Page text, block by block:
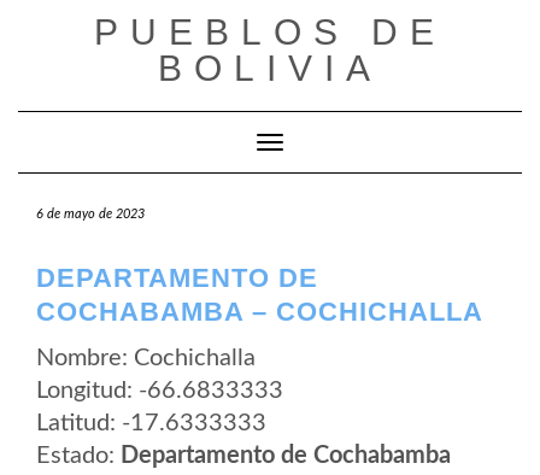
PUEBLOS DE
BOLIVIA
Cambiar modo de navegación
6 de mayo de 2023
DEPARTAMENTO DE
COCHABAMBA – COCHICHALLA
Nombre: Cochichalla
Longitud: -66.6833333
Latitud: -17.6333333
Estado: Departamento de Cochabamba